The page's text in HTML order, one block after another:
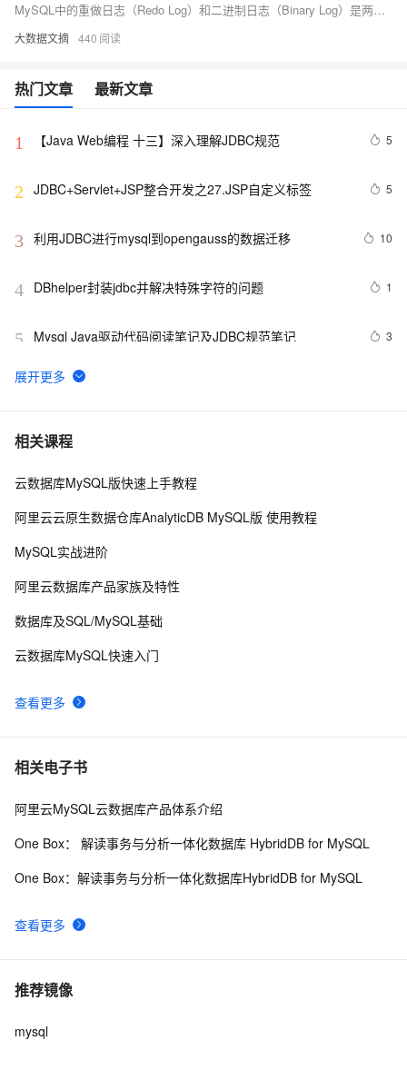
MySQL中的重做日志（Redo Log）和二进制日志（Binary Log）是两种重要的日志系统。重做日志主要用于保证事务的持久性和原子性，通过记录数据页的物理修改信息来恢复未提交的事务更改。二进制日志则记录了数据库的所有逻辑变化操作，用于数据的复制、恢复和审计。两者在写入时机、存储方式、配置参数和使用范围上有所不同，共同确保了数据库的稳定性和可靠性。
大数据文摘 440
热门文章 最新文章
1 【Java Web编程 十三】深入理解JDBC规范 5
2 JDBC+Servlet+JSP整合开发之27.JSP自定义标签 5
3 利用JDBC进行mysql到opengauss的数据迁移 10
4 DBhelper封装jdbc并解决特殊字符的问题 1
5 Mysql Java驱动代码阅读笔记及JDBC规范笔记 3
6 JDK6笔记（6）----JDBC4.0高级应用
7 JdbcTemplate 来封装数据库jdbc操作细节
8 Java实现Web航空订票系统（servlet+jdbc+jsp+mysql）
据
10Jdbc操作Mysql产生中文乱码的问题
相关课程
查看更多
云数据库MySQL版快速上手教程
阿里云云原生数据仓库AnalyticDB MySQL版 使用教程
MySQL实战进阶
阿里云数据库产品家族及特性
数据库及SQL/MySQL基础
云数据库MySQL快速入门
相关电子书
查看更多
阿里云MySQL云数据库产品体系介绍
One Box： 解读事务与分析一体化数据库 HybridDB for MySQL
One Box：解读事务与分析一体化数据库HybridDB for MySQL
推荐镜像
mysql